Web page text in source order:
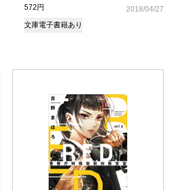
572円
2018/04/27
文庫電子書籍あり